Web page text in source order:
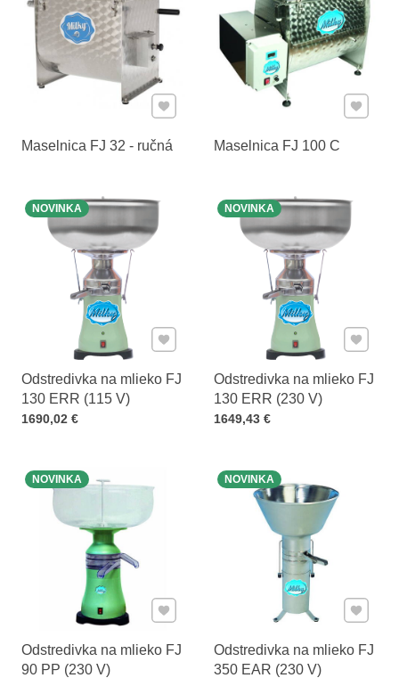
Maselnica FJ 32 - ručná
Pridať k Obľúbeným
Maselnica FJ 100 C
Pridať
Odstredivka na mlieko FJ
130 ERR (115 V)
Cena s DPH
1690,02 €
NOVINKA
Pridať k Obľúbeným
Odstredivka na mlieko FJ
130 ERR (230 V)
Cena s DPH
1649,43 €
NOVINKA
Pridať
Odstredivka na mlieko FJ
90 PP (230 V)
NOVINKA
Pridať k Obľúbeným
Odstredivka na mlieko FJ
350 EAR (230 V)
NOVINKA
Pridať